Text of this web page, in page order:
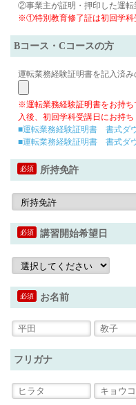
②事業主が証明・押印した運転
※①特別教育修了証は初回学科
Bコース・Cコースの方
運転業務経験証明書を記入済み
※運転業務経験証明書をお持
入後、初回学科受講日にお持ち
■運転業務経験証明書 書式ダウ
■運転業務経験証明書 書式ダウ
必須 所持免許
必須 講習開始希望日
必須 お名前
フリガナ